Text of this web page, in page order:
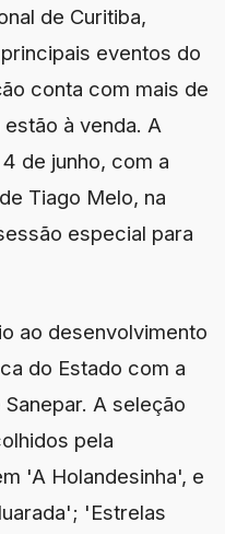
de Curitiba,
eventos do
conta com mais de
à venda. A
de junho, com a
Tiago Melo, na
especial para
ao desenvolvimento
do Estado com a
A seleção
pela
'A Holandesinha', e
'Estrelas